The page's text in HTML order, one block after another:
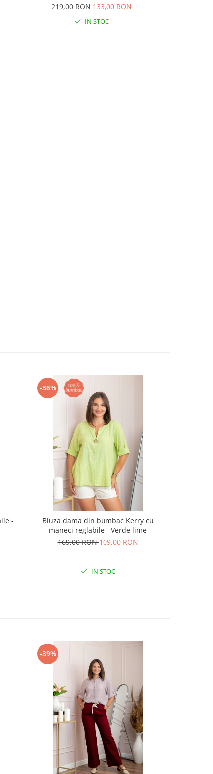
219,00 RON133,00 RON
IN STOC
-
-36%
Bluza dama din bumbac Kerry cu
maneci reglabile - Verde lime
169,00 RON109,00 RON
IN STOC
-39%